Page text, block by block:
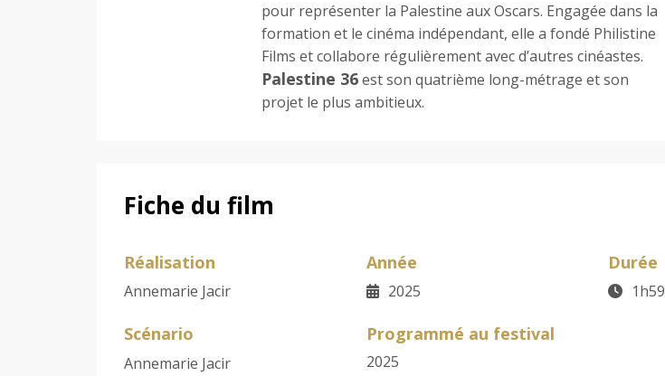
pour représenter la Palestine aux Oscars. Engagée dans la
formation et le cinéma indépendant, elle a fondé Philistine
Films et collabore régulièrement avec d’autres cinéastes.
Palestine 36est son quatrième long-métrage et son
projet le plus ambitieux.
Fiche du film
Réalisation
Annemarie Jacir
Année
2025
Durée
1h59
Scénario
Annemarie Jacir
Programmé au festival
2025